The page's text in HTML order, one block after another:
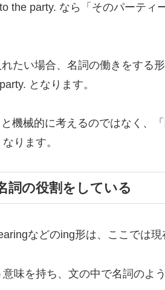
the party. なら「そのパーテ
たい場合、名詞の働きをする
となります。
機械的に考えるのではなく、
ります。
詞の役割をしている
などのing形は、ここでは現
味を持ち、文の中で名詞のよう